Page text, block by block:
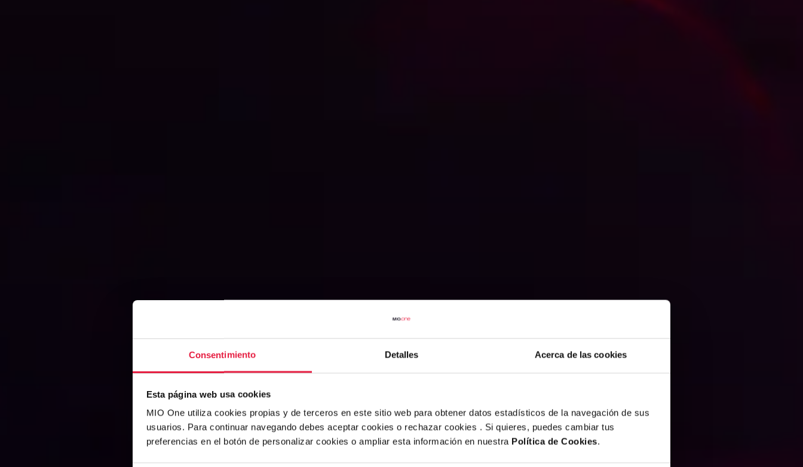
Consentimiento Detalles Acerca de las cookies
Esta página web usa cookies
MIO One utiliza cookies propias y de terceros en este sitio web para obtener datos estadísticos de la navegación de sus
usuarios. Para continuar navegando debes aceptar cookies o rechazar cookies . Si quieres, puedes cambiar tus
preferencias en el botón de personalizar cookies o ampliar esta información en nuestra Política de Cookies.